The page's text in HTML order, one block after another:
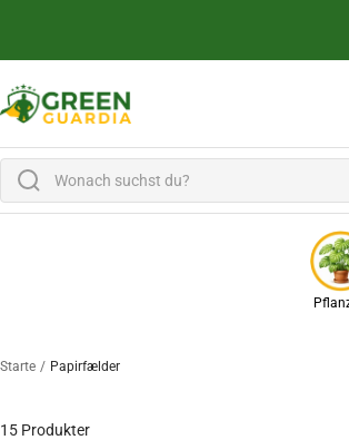
Green Guardia - Ihr Experte für Schädlinge und
Starte Papirfælder
15 Produkter